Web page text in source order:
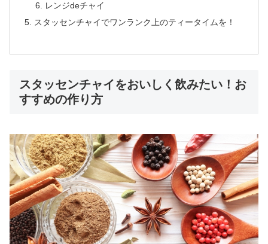
レンジdeチャイ
スタッセンチャイでワンランク上のティータイムを！
スタッセンチャイをおいしく飲みたい！お
すすめの作り方